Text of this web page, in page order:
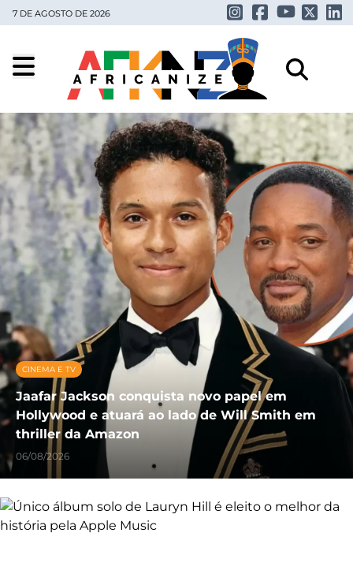
7 DE AGOSTO DE 2026
CINEMA E TV
Jaafar Jackson conquista novo papel em
Hollywood e atuará ao lado de Will Smith em
thriller da Amazon
06/08/2026